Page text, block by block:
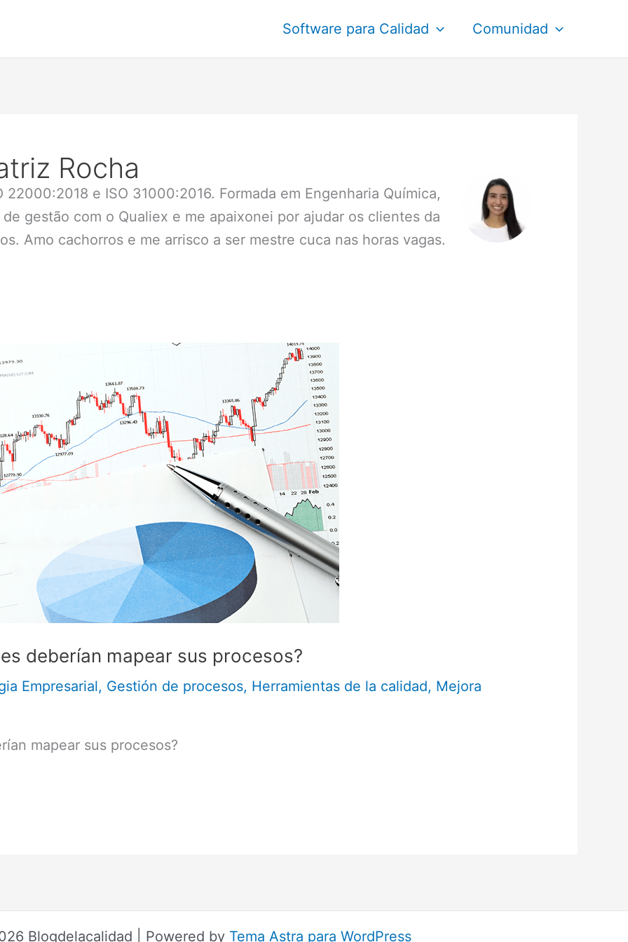
Software para Calidad Comunidad
Rocha
22000:2018 e ISO 31000:2016. Formada em Engenharia Química,
gestão com o Qualiex e me apaixonei por ajudar os clientes da
Amo cachorros e me arrisco a ser mestre cuca nas horas vagas.
deberían mapear sus procesos?
Empresarial, Gestión de procesos, Herramientas de la calidad, Mejora
mapear sus procesos?
Blogdelacalidad | Powered by Tema Astra para WordPress